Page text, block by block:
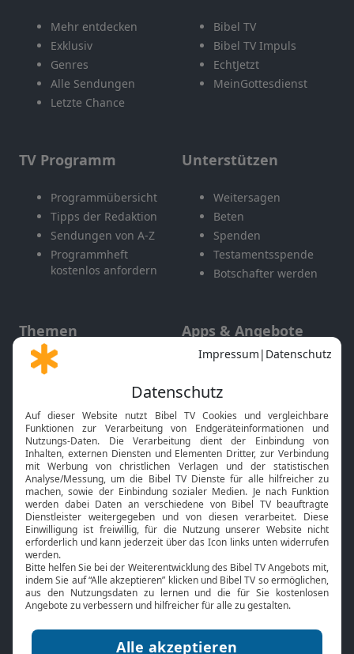
Mehr entdecken
Exklusiv
Genres
Alle Sendungen
Letzte Chance
Bibel TV
Bibel TV Impuls
EchtJetzt
MeinGottesdienst
TV Programm
Programmübersicht
Tipps der Redaktion
Sendungen von A-Z
Programmheft
kostenlos anfordern
Unterstützen
Weitersagen
Beten
Spenden
Testamentsspende
Botschafter werden
Themen
Gott und Bibel erklärt
Neuigkeiten
Apps & Angebote
Mobile App
Smart TV
HbbTV
Bibelthek Online-Bibel
Nächster Gottesdienst
Bibel TV
Über uns
Jobs
Mediadaten
Service
Kontakt
TV-Empfang